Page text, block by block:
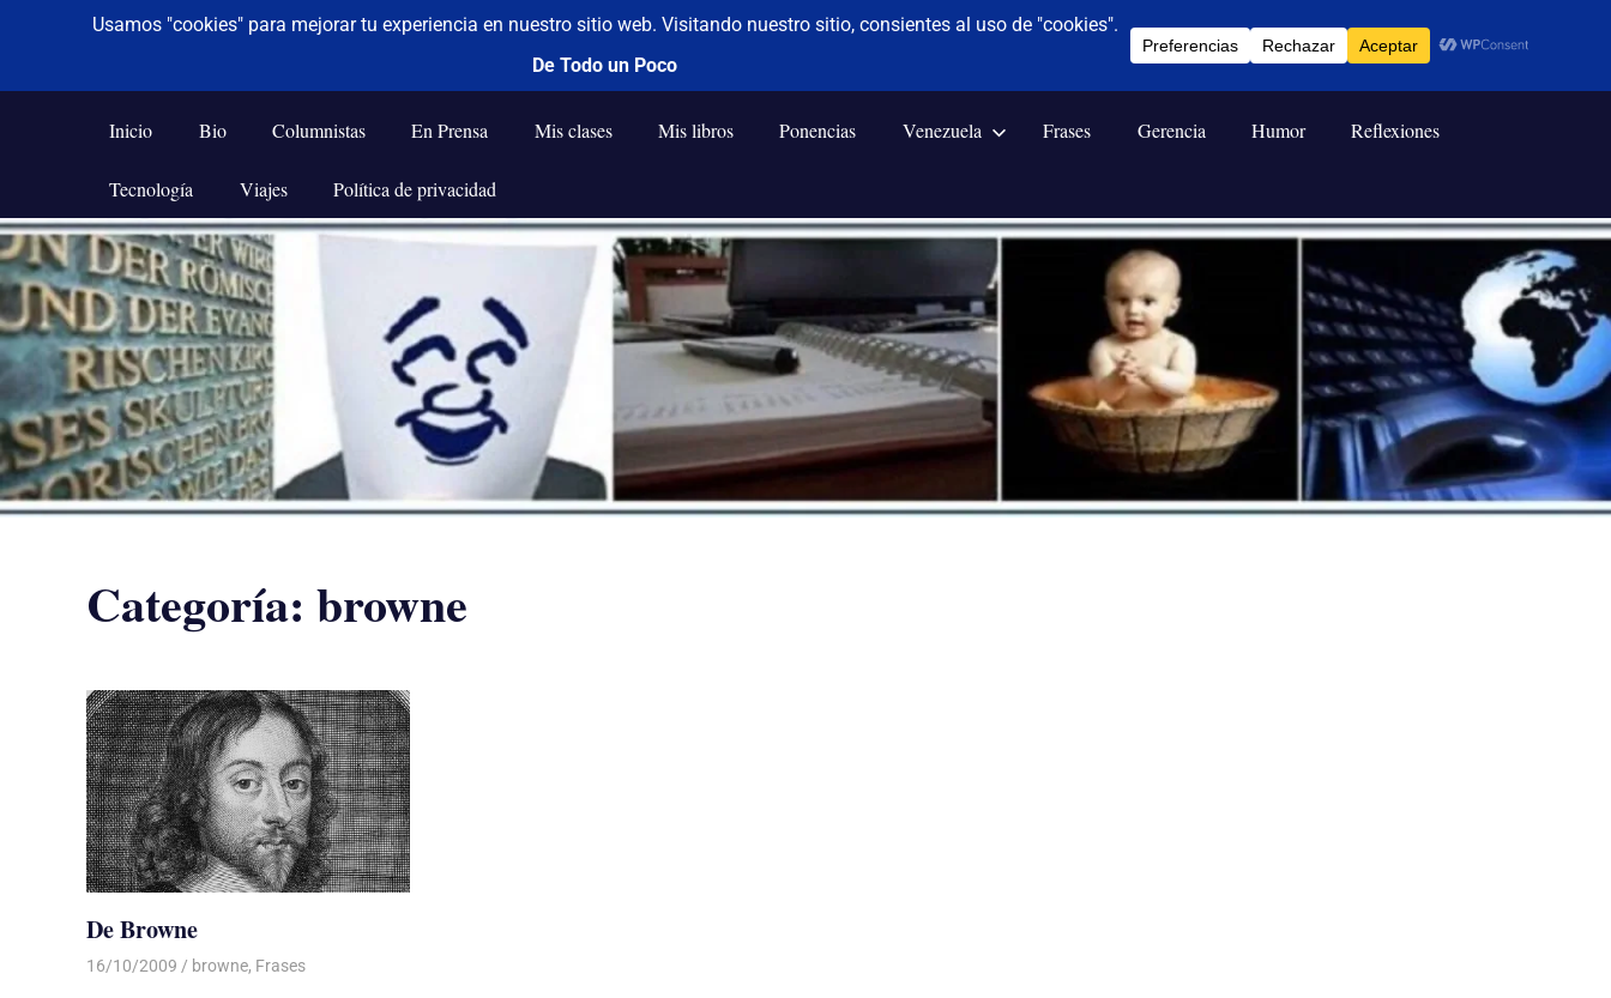
Saltar
al
contenido
De todo un poco
Frases,
Humor,
Tecnología
y
Viajes
Inicio Bio Columnistas En Prensa Mis clases Mis libros Ponencias Venezuela Frases Gerencia Humor Reflexiones
Tecnología Viajes Política de privacidad
Categoría: browne
De Browne
16/10/2009 De todo un Poco
browne, Frases